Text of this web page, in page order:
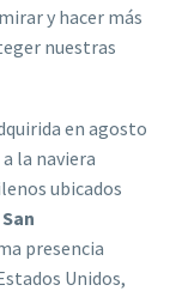
y hacer más
nuestras
en agosto
la naviera
ubicados
San
presencia
Unidos,